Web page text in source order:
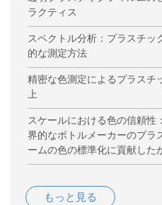
ラクティス
スペクトル分析：プラスチッ
的な測定方法
精密な色測定によるプラスチ
上
スケールにおける色の信頼
界的なボトルメーカーのプラ
ームの色の標準化に貢献した
もっと見る